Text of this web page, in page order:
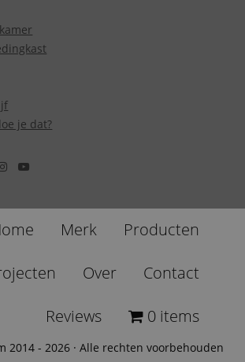
je dat?
Merk Producten
Over Contact
Reviews 0 items
2014 - 2026 · Alle rechten voorbehouden